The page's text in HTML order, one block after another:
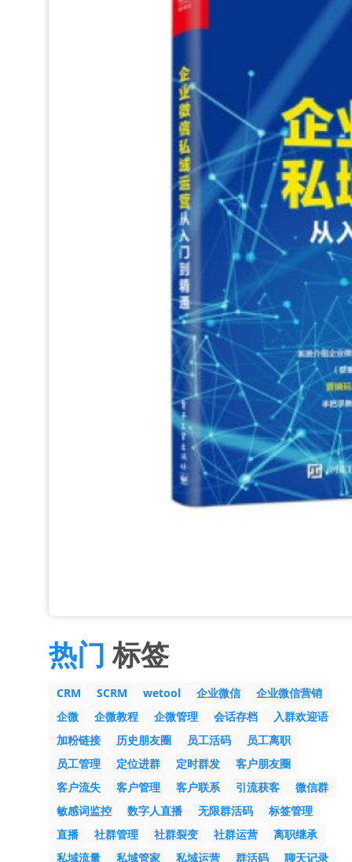
热门 标签
CRM SCRM wetool 企业微信
企业微信营销
企微
企微教程 企微管理 会话存档
入群欢迎语
加粉链接
历史朋友圈 员工活码
员工离职
员工管理
定位进群 定时群发
客户朋友圈
客户流失
客户管理 客户联系 引流获客
微信群
敏感词监控
数字人直播 无限群活码
标签管理
直播
社群管理 社群裂变 社群运营
离职继承
私域流量
私域管家 私域运营 群活码
聊天记录